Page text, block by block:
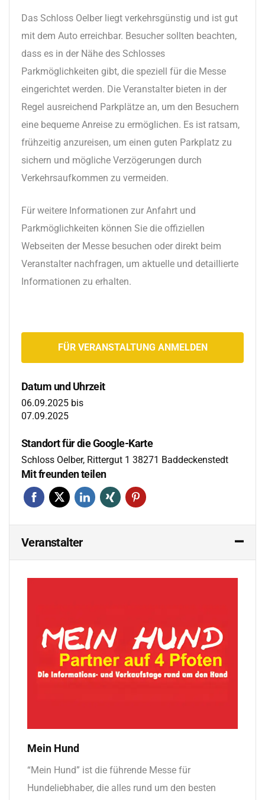
Das Schloss Oelber liegt verkehrsgünstig und ist gut
mit dem Auto erreichbar. Besucher sollten beachten,
dass es in der Nähe des Schlosses
Parkmöglichkeiten gibt, die speziell für die Messe
eingerichtet werden. Die Veranstalter bieten in der
Regel ausreichend Parkplätze an, um den Besuchern
eine bequeme Anreise zu ermöglichen. Es ist ratsam,
frühzeitig anzureisen, um einen guten Parkplatz zu
sichern und mögliche Verzögerungen durch
Verkehrsaufkommen zu vermeiden.
Für weitere Informationen zur Anfahrt und
Parkmöglichkeiten können Sie die offiziellen
Webseiten der Messe besuchen oder direkt beim
Veranstalter nachfragen, um aktuelle und detaillierte
Informationen zu erhalten.
FÜR VERANSTALTUNG ANMELDEN
Datum und Uhrzeit
06.09.2025 bis
07.09.2025
Standort für die Google-Karte
Schloss Oelber, Rittergut 1 38271 Baddeckenstedt
Mit freunden teilen
Veranstalter
Mein Hund
“Mein Hund” ist die führende Messe für
Hundeliebhaber, die alles rund um den besten